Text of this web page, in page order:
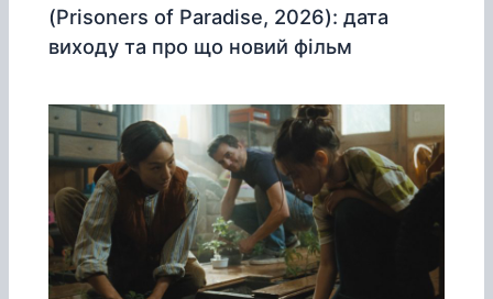
(Prisoners of Paradise, 2026): дата
виходу та про що новий фільм